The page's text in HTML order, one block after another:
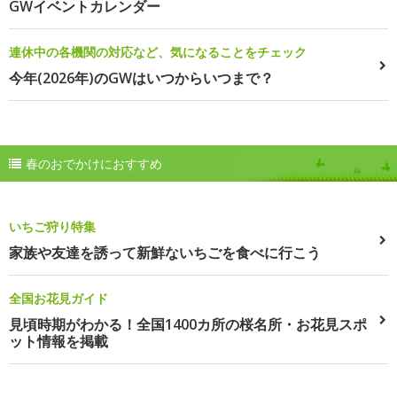
GWイベントカレンダー
連休中の各機関の対応など、気になることをチェック
今年(2026年)のGWはいつからいつまで？
春のおでかけにおすすめ
いちご狩り特集
家族や友達を誘って新鮮ないちごを食べに行こう
全国お花見ガイド
見頃時期がわかる！全国1400カ所の桜名所・お花見スポ
ット情報を掲載